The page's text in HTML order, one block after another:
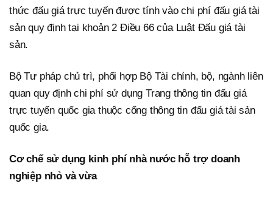
thức đấu giá trực tuyến được tính vào chi phí đấu giá tài
sản quy định tại khoản 2 Điều 66 của Luật Đấu giá tài
sản.
Bộ Tư pháp chủ trì, phối hợp Bộ Tài chính, bộ, ngành liên
quan quy định chi phí sử dụng Trang thông tin đấu giá
trực tuyến quốc gia thuộc cổng thông tin đấu giá tài sản
quốc gia.
Cơ chế sử dụng kinh phí nhà nước hỗ trợ doanh
nghiệp nhỏ và vừa